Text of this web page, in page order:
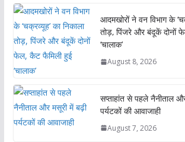
आदमखोरों ने वन विभाग के
तोड़, पिंजरे और बंदूकें दोनों
‘चालाक’
August 8, 2026
सप्ताहांत से पहले नैनीताल
पर्यटकों की आवाजाही
August 7, 2026